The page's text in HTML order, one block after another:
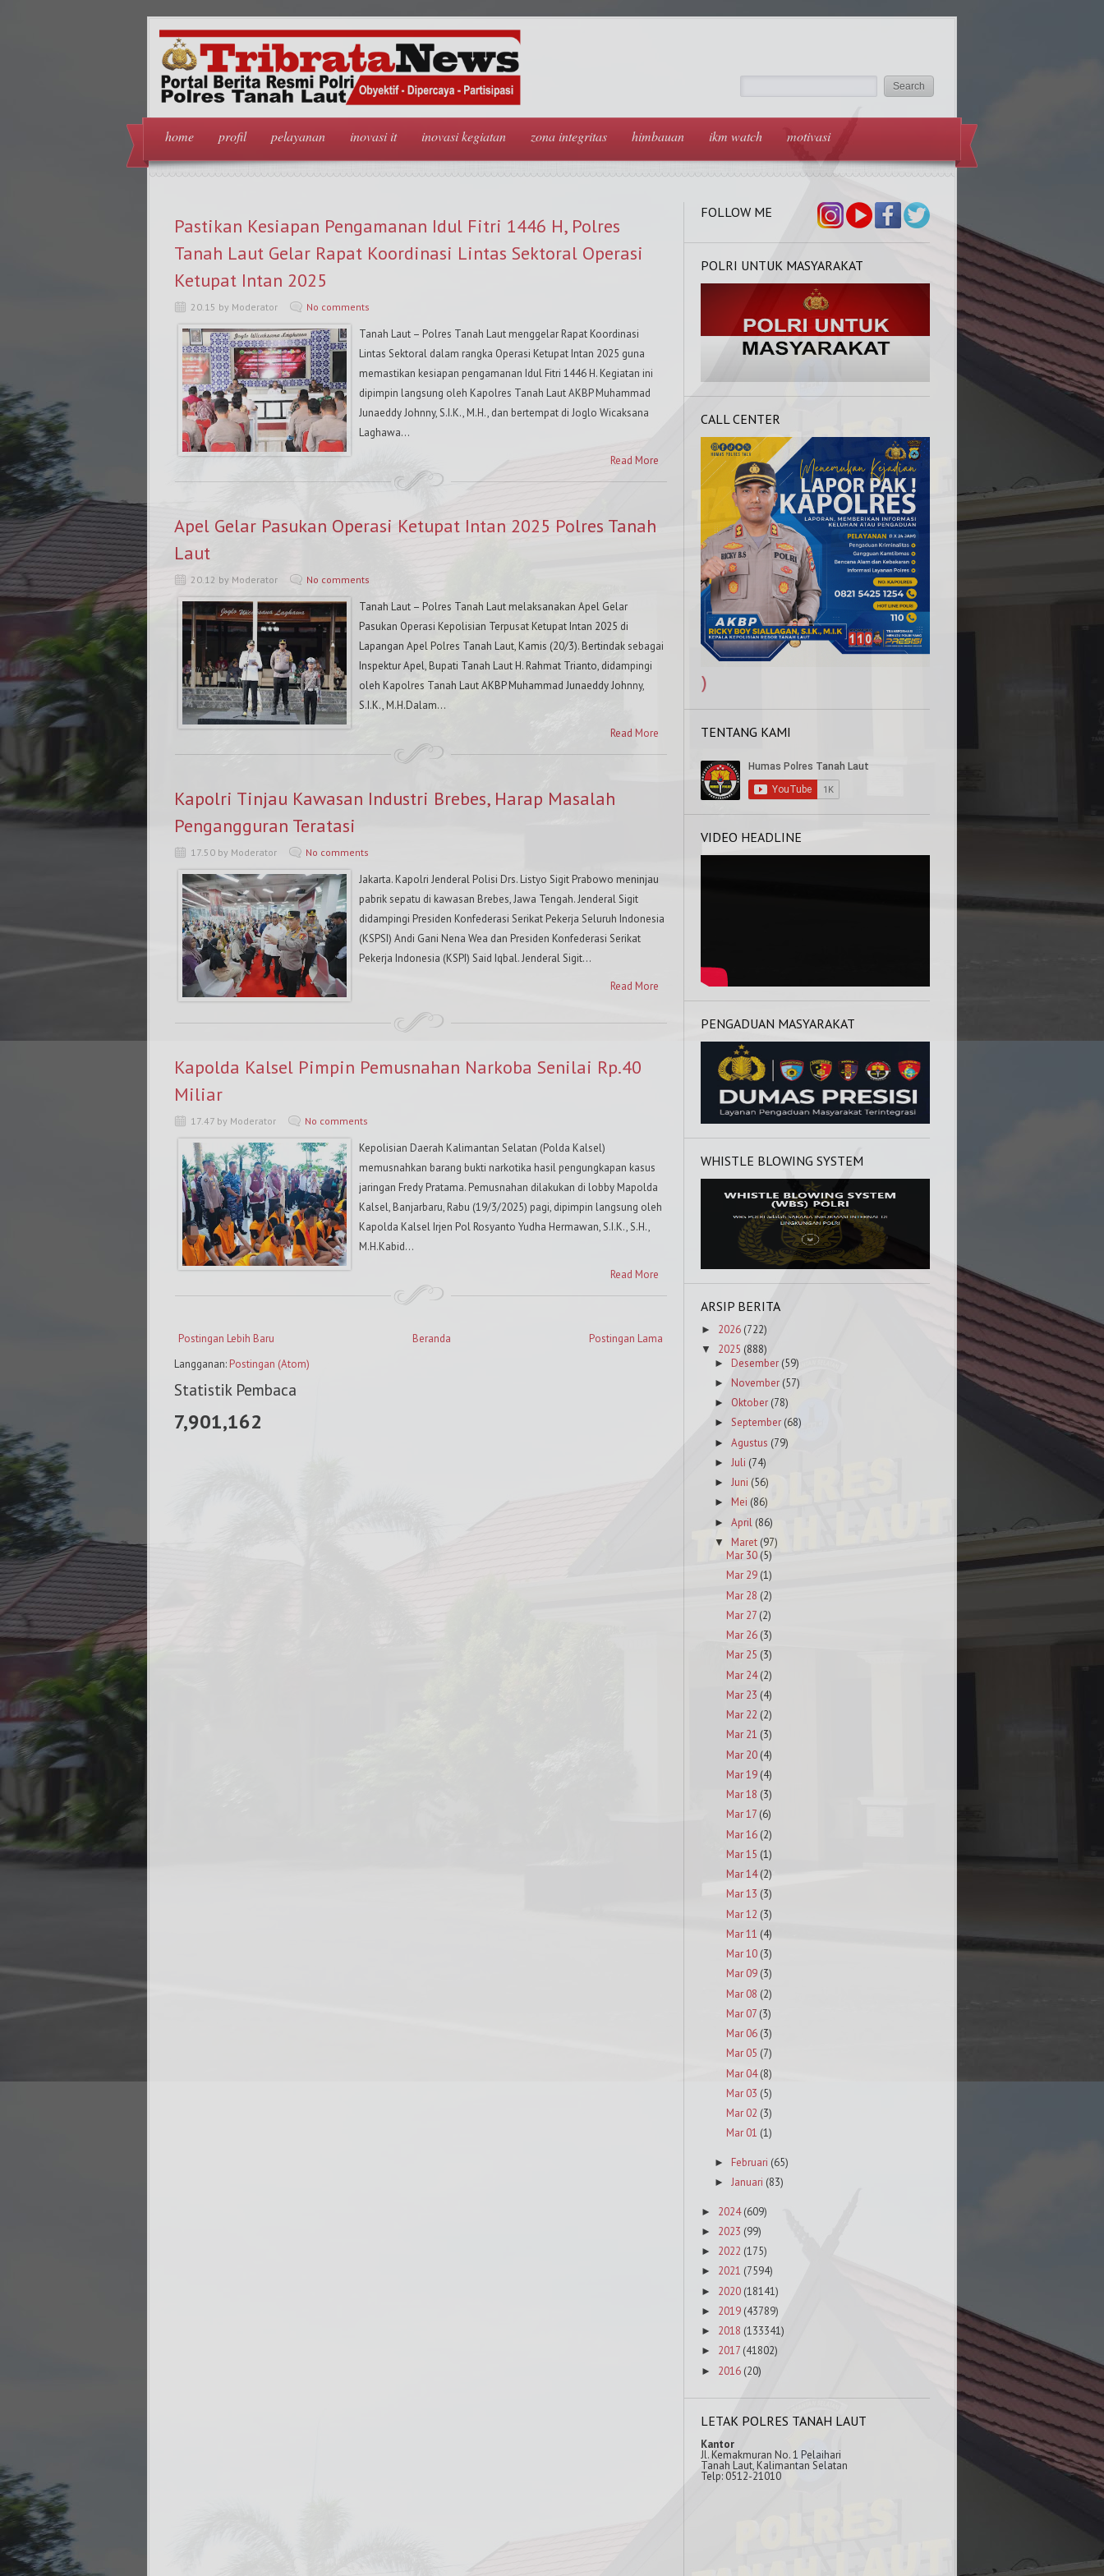
home profil pelayanan inovasi it inovasi kegiatan zona integritas himbauan ikm watch motivasi
Pastikan Kesiapan Pengamanan Idul Fitri 1446 H, Polres
Tanah Laut Gelar Rapat Koordinasi Lintas Sektoral Operasi
Ketupat Intan 2025
20.15 by Moderator No comments
Tanah Laut – Polres Tanah Laut menggelar Rapat Koordinasi
Lintas Sektoral dalam rangka Operasi Ketupat Intan 2025 guna
memastikan kesiapan pengamanan Idul Fitri 1446 H. Kegiatan ini
dipimpin langsung oleh Kapolres Tanah Laut AKBP Muhammad
Junaeddy Johnny, S.I.K., M.H., dan bertempat di Joglo Wicaksana
Laghawa...
Read More
Apel Gelar Pasukan Operasi Ketupat Intan 2025 Polres Tanah
Laut
20.12 by Moderator No comments
Tanah Laut – Polres Tanah Laut melaksanakan Apel Gelar
Pasukan Operasi Kepolisian Terpusat Ketupat Intan 2025 di
Lapangan Apel Polres Tanah Laut, Kamis (20/3). Bertindak sebagai
Inspektur Apel, Bupati Tanah Laut H. Rahmat Trianto, didampingi
oleh Kapolres Tanah Laut AKBP Muhammad Junaeddy Johnny,
S.I.K., M.H.Dalam...
Read More
Kapolri Tinjau Kawasan Industri Brebes, Harap Masalah
Pengangguran Teratasi
17.50 by Moderator No comments
Jakarta. Kapolri Jenderal Polisi Drs. Listyo Sigit Prabowo meninjau
pabrik sepatu di kawasan Brebes, Jawa Tengah. Jenderal Sigit
didampingi Presiden Konfederasi Serikat Pekerja Seluruh Indonesia
(KSPSI) Andi Gani Nena Wea dan Presiden Konfederasi Serikat
Pekerja Indonesia (KSPI) Said Iqbal. Jenderal Sigit...
Read More
Kapolda Kalsel Pimpin Pemusnahan Narkoba Senilai Rp.40
Miliar
17.47 by Moderator No comments
Kepolisian Daerah Kalimantan Selatan (Polda Kalsel)
memusnahkan barang bukti narkotika hasil pengungkapan kasus
jaringan Fredy Pratama. Pemusnahan dilakukan di lobby Mapolda
Kalsel, Banjarbaru, Rabu (19/3/2025) pagi, dipimpin langsung oleh
Kapolda Kalsel Irjen Pol Rosyanto Yudha Hermawan, S.I.K., S.H.,
M.H.Kabid...
Read More
Postingan Lebih Baru Postingan Lama
Beranda
Langganan: Postingan (Atom)
Statistik Pembaca
7,901,162
FOLLOW ME
POLRI UNTUK MASYARAKAT
CALL CENTER
TENTANG KAMI
VIDEO HEADLINE
PENGADUAN MASYARAKAT
WHISTLE BLOWING SYSTEM
ARSIP BERITA
► 2026 (722)
▼ 2025 (888)
► Desember (59)
► November (57)
► Oktober (78)
► September (68)
► Agustus (79)
► Juli (74)
► Juni (56)
► Mei (86)
► April (86)
▼ Maret (97)
Mar 30(5)
Mar 29 (1)
Mar 28 (2)
Mar 27 (2)
Mar 26 (3)
Mar 25 (3)
Mar 24 (2)
Mar 23 (4)
Mar 22 (2)
Mar 21 (3)
Mar 20 (4)
Mar 19 (4)
Mar 18 (3)
Mar 17 (6)
Mar 16 (2)
Mar 15 (1)
Mar 14(2)
Mar 13 (3)
Mar 12 (3)
Mar 11 (4)
Mar 10 (3)
Mar 09 (3)
Mar 08 (2)
Mar 07 (3)
Mar 06 (3)
Mar 05 (7)
Mar 04 (8)
Mar 03 (5)
Mar 02 (3)
Mar 01 (1)
► Februari (65)
► Januari (83)
► 2024 (609)
► 2023 (99)
► 2022 (175)
► 2021 (7594)
► 2020 (18141)
► 2019 (43789)
► 2018 (133341)
► 2017 (41802)
► 2016 (20)
LETAK POLRES TANAH LAUT
Kantor
Jl. Kemakmuran No. 1 Pelaihari
Tanah Laut, Kalimantan Selatan
Telp: 0512-21010